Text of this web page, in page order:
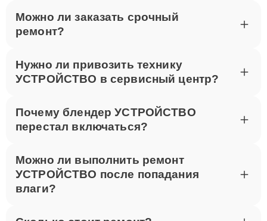
023-83-23 или посетите наш сервисный центр по
адресу улица Шаболовка, 52. Мы оперативно
Можно ли заказать срочный
ремонт?
Нужно ли привозить технику
УСТРОЙСТВО в сервисный центр?
Почему блендер УСТРОЙСТВО
перестал включаться?
Можно ли выполнить ремонт
УСТРОЙСТВО после попадания
влаги?